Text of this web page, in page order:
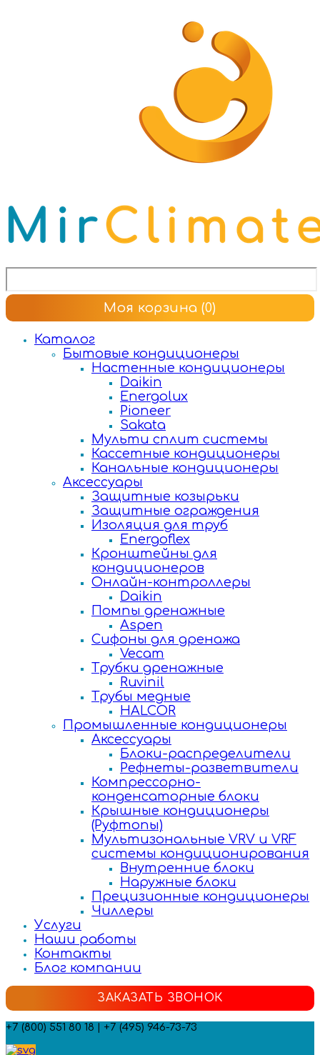
Моя корзина (0)
Каталог
Бытовые кондиционеры
Настенные кондиционеры
Daikin
Energolux
Pioneer
Sakata
Мульти сплит системы
Кассетные кондиционеры
Канальные кондиционеры
Аксессуары
Защитные козырьки
Защитные ограждения
Изоляция для труб
Energoflex
Кронштейны для
кондиционеров
Онлайн-контроллеры
Daikin
Помпы дренажные
Aspen
Сифоны для дренажа
Vecam
Трубки дренажные
Ruvinil
Трубы медные
HALCOR
Промышленные кондиционеры
Аксессуары
Блоки-распределители
Рефнеты-разветвители
Компрессорно-
конденсаторные блоки
Крышные кондиционеры
(Руфтопы)
Мультизональные VRV и VRF
системы кондиционирования
Внутренние блоки
Наружные блоки
Прецизионные кондиционеры
Чиллеры
Услуги
Наши работы
Контакты
Блог компании
ЗАКАЗАТЬ ЗВОНОК
+7 (800) 551 80 18 | +7 (495) 946-73-73